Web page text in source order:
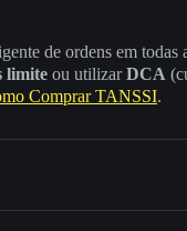
de ordens em
limite ou utilizarDCA
Comprar TANSSI.